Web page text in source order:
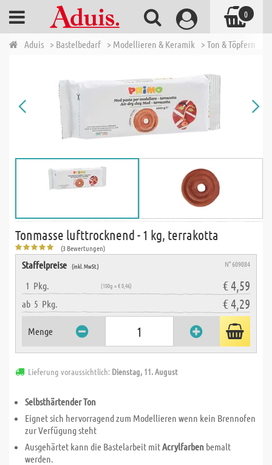
Aduis > Bastelbedarf > Modellieren & Keramik > Ton & Töpfern
Tonmasse lufttrocknend - 1 kg, terrakotta
(3 Bewertungen)
Staffelpreise (inkl. MwSt.) N° 609084
1 Pkg. (100g = € 0,46) € 4,59
ab 5 Pkg. € 4,29
Menge
Lieferung voraussichtlich: Dienstag, 11. August
Selbsthärtender Ton
Eignet sich hervorragend zum Modellieren wenn kein Brennofen
zur Verfügung steht
Ausgehärtet kann die Bastelarbeit mitAcrylfarben bemalt
werden.
0